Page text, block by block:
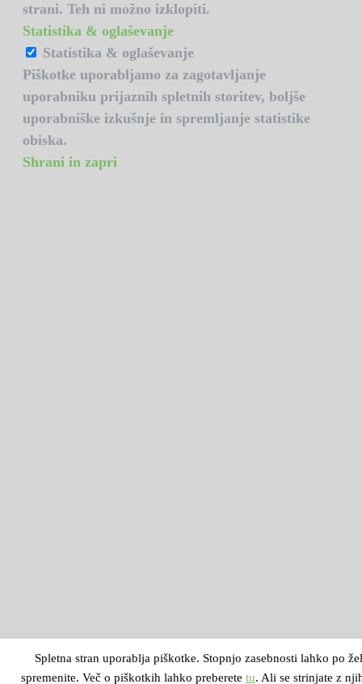
Spletna stran uporablja piškotke. Stopnjo zasebnosti lahko po
spremenite. Več o piškotkih lahko preberete tu. Ali se strinjate z
strani. Teh ni možno izklopiti.
Statistika & oglaševanje
Statistika & oglaševanje
Piškotke uporabljamo za zagotavljanje
uporabniku prijaznih spletnih storitev, boljše
uporabniške izkušnje in spremljanje statistike
obiska.
Shrani in zapri